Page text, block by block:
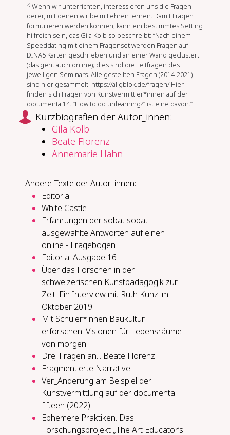
2)Wenn wir unterrichten, interessieren uns die Fragen
derer, mit denen wir beim Lehren lernen. Damit Fragen
formulieren werden können, kann ein bestimmtes Setting
hilfreich sein, das Gila Kolb so beschreibt: “Nach einem
Speeddating mit einem Fragenset werden Fragen auf
DINA5 Karten geschrieben und an einer Wand geclustert
(das geht auch online); dies sind die Leitfragen des
jeweiligen Seminars. Alle gestellten Fragen (2014-2021)
sind hier gesammelt: https://aligblok.de/fragen/ Hier
finden sich Fragen von Kunstvermittler*innen auf der
documenta 14. “How to do unlearning?” ist eine davon.”
Kurzbiografien der Autor_innen:
Gila Kolb
Beate Florenz
Annemarie Hahn
Andere Texte der Autor_innen:
Editorial
White Castle
Erfahrungen der sobat sobat -
ausgewählte Antworten auf einen
online - Fragebogen
Editorial Ausgabe 16
Über das Forschen in der
schweizerischen Kunstpädagogik zur
Zeit. Ein Interview mit Ruth Kunz im
Oktober 2019
Mit Schüler*innen Baukultur
erforschen: Visionen für Lebensräume
von morgen
Drei Fragen an... Beate Florenz
Fragmentierte Narrative
Ver_Anderung am Beispiel der
Kunstvermittlung auf der documenta
fifteen (2022)
Ephemere Praktiken. Das
Forschungsprojekt „The Art Educator’s